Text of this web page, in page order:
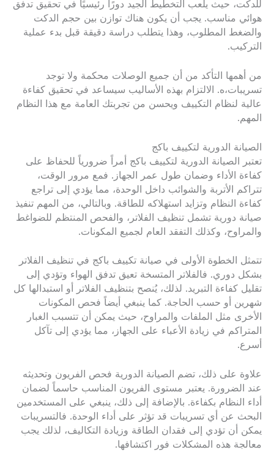
للدكت، حيث يلعب التخطيط الجيد دورًا رئيسيًا في تحقيق تدفق
هوائي مناسب. يجب أن يكون هناك توازن بين حجم الدكت
والضغط المطلوب، وهذا يتطلب دراسة دقيقة قبل بدء عملية
التركيب.
من أهمها التأكد من أن جميع الوصلات محكمة ولا توجد
تسريبات،ه. الالتزام بهذه الأساليب سيساعد في تحقيق كفاءة
عالية لنظام التكييف ويحسن من تجربتك العامة مع هذا النظام
المهم.
الصيانة الدورية لتكييف باكج
تعتبر الصيانة الدورية لتكييف باكج أمراً ضرورياً للحفاظ على
كفاءة الأداء وضمان طول عمر الجهاز. فمع مرور الوقت،
تتراكم الأتربة والشوائب داخل الوحدة، مما يؤدي إلى تراجع
كفاءة النظام وتزايد استهلاكه للطاقة. وبالتالي، من المهم تنفيذ
صيانة دورية تشمل تنظيف الفلاتر، والفحص المنتظم للضواغط
والمراوح، وكذلك التفقد العام لجميع المكونات.
تتمثل الخطوة الأولى في صيانة تكييف باكج في تنظيف الفلاتر
بشكل دوري. فالفلاتر المتسخة تعيق تدفق الهواء وتؤدي إلى
تقليل كفاءة التبريد. لذلك، يُنصح بتنظيف الفلاتر أو استبدالها كل
شهرين أو حسب الحاجة. كما ينبغي أيضاً فحص المكونات
الأخرى مثل الملفات والمراوح، حيث يمكن أن تتسبب الغبار
المتراكم في زيادة الأعباء على الجهاز، مما يؤدي إلى تآكل
أسرع.
علاوة على ذلك، تضم الصيانة الدورية فحص الفريون وتحديثه
عند الضرورة. يعتبر مستوى الفريون المناسب حاسماً لضمان
أداء النظام بكفاءة. بالإضافة إلى ذلك، ينبغي على المستخدمين
البحث عن أي تسريبات قد تؤثر على أداء الوحدة. فالتسريبات
يمكن أن تؤدي إلى فقدان الطاقة وزيادة التكاليف، لذلك يجب
معالجة هذه المشكلات فور اكتشافها.